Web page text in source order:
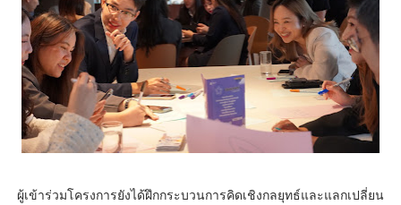
ผู้เข้าร่วมโครงการยังได้ฝึกกระบวนการคิดเชิงกลยุทธ์และแลกเปลี่ยน